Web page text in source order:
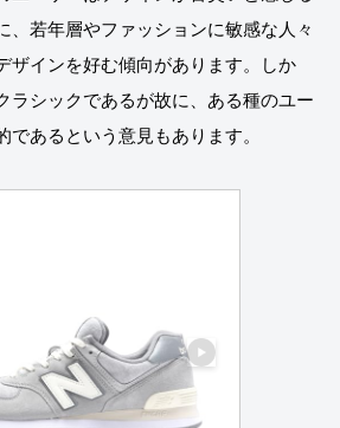
、若年層やファッションに敏感な人々
ザインを好む傾向があります。しか
ラシックであるが故に、ある種のユー
であるという意見もあります。